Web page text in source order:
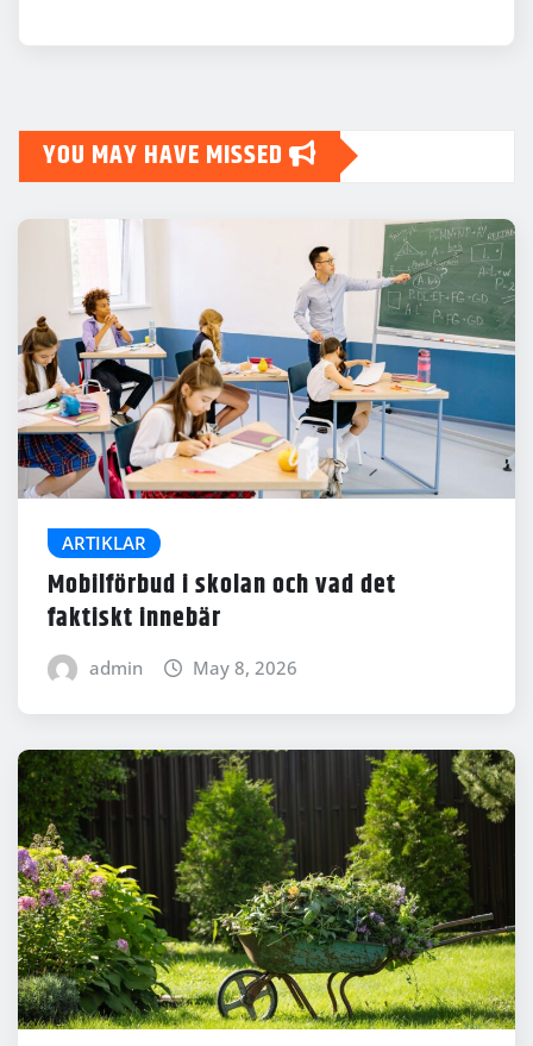
YOU MAY HAVE MISSED
ARTIKLAR
Mobilförbud i skolan och vad det
faktiskt innebär
admin May 8, 2026